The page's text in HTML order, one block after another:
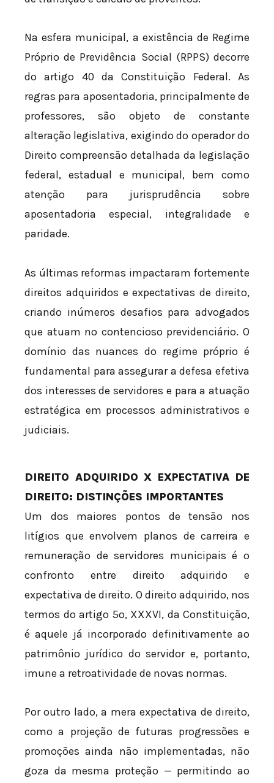
Na esfera municipal, a existência de Regime
Próprio de Previdência Social (RPPS) decorre
do artigo 40 da Constituição Federal. As
regras para aposentadoria, principalmente de
professores, são objeto de constante
alteração legislativa, exigindo do operador do
Direito compreensão detalhada da legislação
federal, estadual e municipal, bem como
atenção para jurisprudência sobre
aposentadoria especial, integralidade e
paridade.
As últimas reformas impactaram fortemente
direitos adquiridos e expectativas de direito,
criando inúmeros desafios para advogados
que atuam no contencioso previdenciário. O
domínio das nuances do regime próprio é
fundamental para assegurar a defesa efetiva
dos interesses de servidores e para a atuação
estratégica em processos administrativos e
judiciais.
DIREITO ADQUIRIDO X EXPECTATIVA DE
DIREITO: DISTINÇÕES IMPORTANTES
Um dos maiores pontos de tensão nos
litígios que envolvem planos de carreira e
remuneração de servidores municipais é o
confronto entre direito adquirido e
expectativa de direito. O direito adquirido, nos
termos do artigo 5º, XXXVI, da Constituição,
é aquele já incorporado definitivamente ao
patrimônio jurídico do servidor e, portanto,
imune a retroatividade de novas normas.
Por outro lado, a mera expectativa de direito,
como a projeção de futuras progressões e
promoções ainda não implementadas, não
goza da mesma proteção — permitindo ao